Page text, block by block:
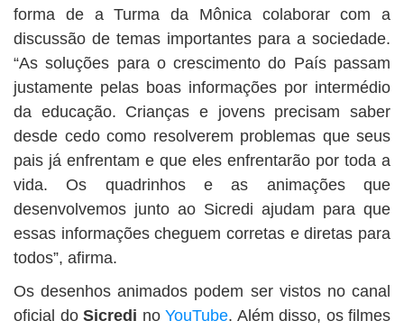
forma de a Turma da Mônica colaborar com a
discussão de temas importantes para a sociedade.
“As soluções para o crescimento do País passam
justamente pelas boas informações por intermédio
da educação. Crianças e jovens precisam saber
desde cedo como resolverem problemas que seus
pais já enfrentam e que eles enfrentarão por toda a
vida. Os quadrinhos e as animações que
desenvolvemos junto ao Sicredi ajudam para que
essas informações cheguem corretas e diretas para
todos”, afirma.
Os desenhos animados podem ser vistos no canal
oficial do Sicredi no YouTube. Além disso, os filmes